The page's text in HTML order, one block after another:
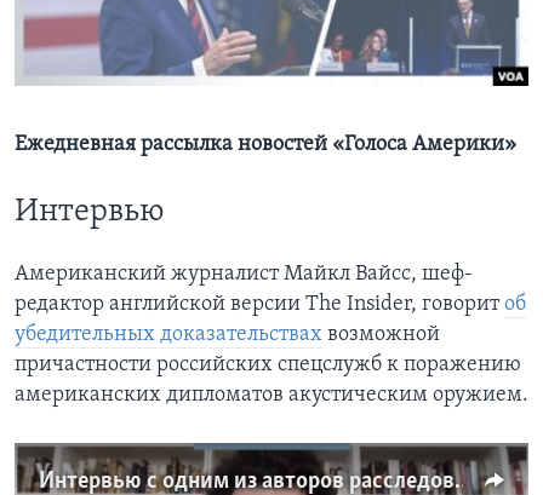
Learning English
Языки
Ежедневная рассылка новостей «Голоса Америки»
Интервью
Американский журналист Майкл Вайсс, шеф-
редактор английской версии The Insider, говоритоб
убедительных доказательствах возможной
причастности российских спецслужб к поражению
американских дипломатов акустическим оружием.
Интервью с одним из авторов расследования «гаванского синдрома»